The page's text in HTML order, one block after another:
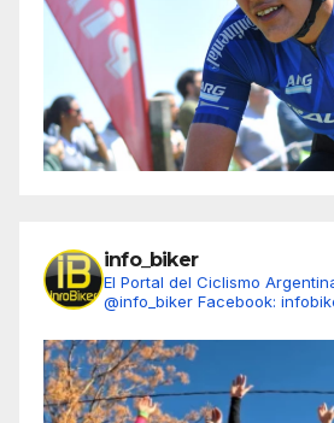
info_biker
El Portal del Ciclismo
@info_biker Facebook: